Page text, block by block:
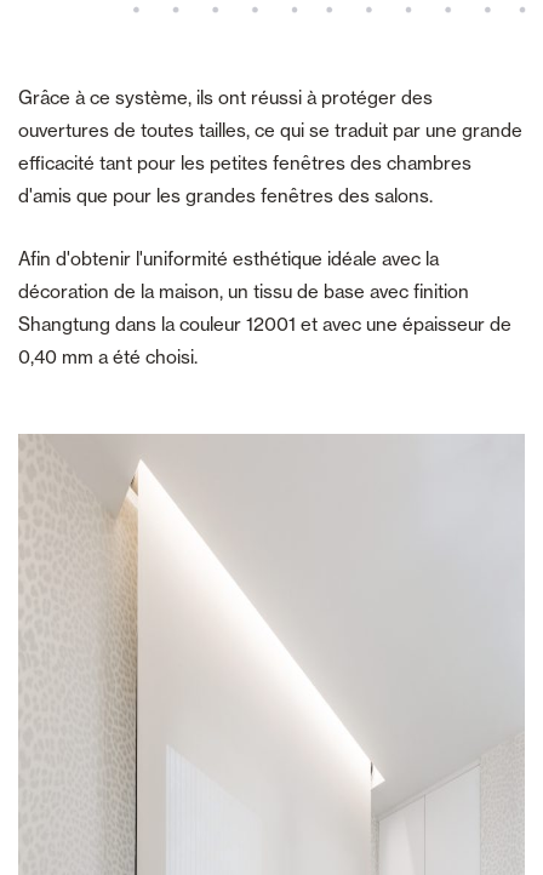
Grâce à ce système, ils ont réussi à protéger des
ouvertures de toutes tailles, ce qui se traduit par une grande
efficacité tant pour les petites fenêtres des chambres
d'amis que pour les grandes fenêtres des salons.
Afin d'obtenir l'uniformité esthétique idéale avec la
décoration de la maison, un tissu de base avec finition
Shangtung dans la couleur 12001 et avec une épaisseur de
0,40 mm a été choisi.